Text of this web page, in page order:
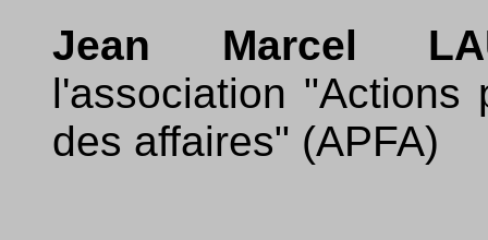
Jean Marcel
l'association "Actions
des affaires" (APFA)